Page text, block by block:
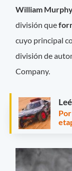
William
división que
cuyo principal
división de
Company.